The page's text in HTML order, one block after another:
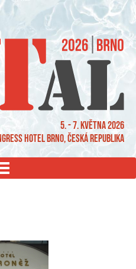
5. - 7. května 2026
Hotel Brno, Česká republika